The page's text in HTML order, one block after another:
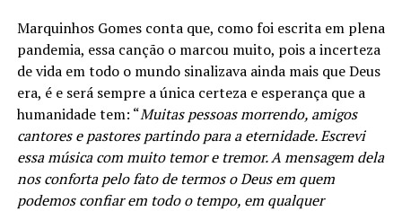
Marquinhos Gomes conta que, como foi escrita em plena
pandemia, essa canção o marcou muito, pois a incerteza
de vida em todo o mundo sinalizava ainda mais que Deus
era, é e será sempre a única certeza e esperança que a
humanidade tem: “Muitas pessoas morrendo, amigos
cantores e pastores partindo para a eternidade. Escrevi
essa música com muito temor e tremor. A mensagem dela
nos conforta pelo fato de termos o Deus em quem
podemos confiar em todo o tempo, em qualquer